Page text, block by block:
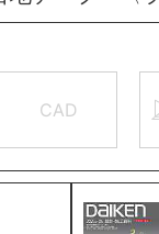
CAD